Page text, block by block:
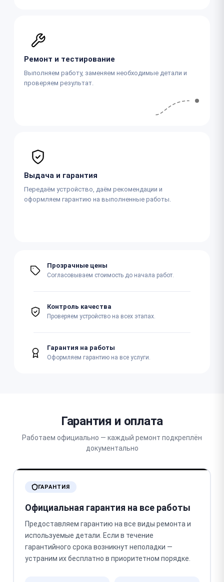
Ремонт и тестирование
Выполняем работу, заменяем необходимые детали и
проверяем результат.
Выдача и гарантия
Передаём устройство, даём рекомендации и
оформляем гарантию на выполненные работы.
Прозрачные цены
Согласовываем стоимость до начала работ.
Контроль качества
Проверяем устройство на всех этапах.
Гарантия на работы
Оформляем гарантию на все услуги.
Гарантия и оплата
Работаем официально — каждый ремонт подкреплён
документально
ГАРАНТИЯ
Официальная гарантия на все работы
Предоставляем гарантию на все виды ремонта и
используемые детали. Если в течение
гарантийного срока возникнут неполадки —
устраним их бесплатно в приоритетном порядке.